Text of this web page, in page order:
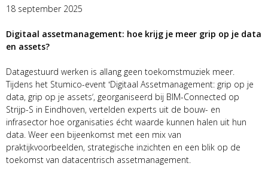
18 september 2025
Digitaal assetmanagement: hoe krijg je meer grip op je data
en assets?
Datagestuurd werken is allang geen toekomstmuziek meer.
Tijdens het Stumico-event ʻDigitaal Assetmanagement: grip op je
data, grip op je assetsʼ, georganiseerd bij BIM-Connected op
Strijp-S in Eindhoven, vertelden experts uit de bouw- en
infrasector hoe organisaties écht waarde kunnen halen uit hun
data. Weer een bijeenkomst met een mix van
praktijkvoorbeelden, strategische inzichten en een blik op de
toekomst van datacentrisch assetmanagement.